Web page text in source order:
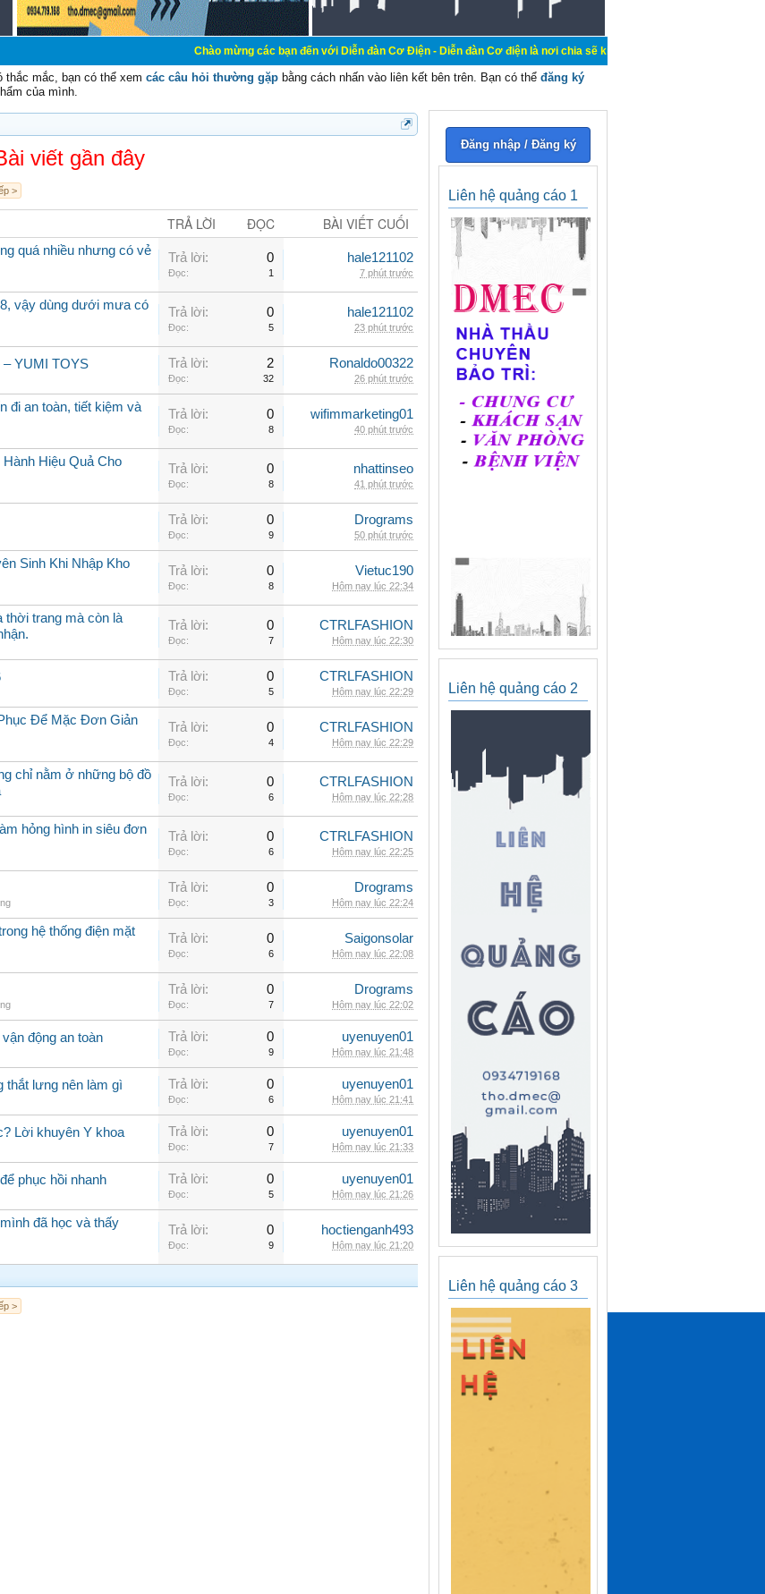
Chào mừng các bạn đến với Diễn đàn Cơ Điện - Diễn đàn Cơ điện là nơi chia sẽ kiến thức kinh nghiệm trong lãnh vực cơ
thắc mắc, bạn có thể xem các câu hỏi thường gặp bằng cách nhấn vào liên kết bên trên. Bạn có thể đăng ký
của mình.
viết gần đây
>
TRẢ LỜI ĐỌC BÀI VIẾT CUỐI
quá nhiều nhưng có vẻ
Trả lời: 0
Đọc: 1
hale121102
7 phút trước
vậy dùng dưới mưa có
Trả lời: 0
Đọc: 5
hale121102
23 phút trước
– YUMI TOYS Trả lời: 2
Đọc: 32
Ronaldo00322
26 phút trước
đi an toàn, tiết kiệm và
Trả lời: 0
Đọc: 8
wifimmarketing01
40 phút trước
Hiệu Quả Cho
Trả lời: 0
Đọc: 8
nhattinseo
41 phút trước
Trả lời: 0
Đọc: 9
Drograms
50 phút trước
Sinh Khi Nhập Kho
Trả lời: 0
Đọc: 8
Vietuc190
Hôm nay lúc 22:34
thời trang mà còn là
Trả lời: 0
Đọc: 7
CTRLFASHION
Hôm nay lúc 22:30
Trả lời: 0
Đọc: 5
CTRLFASHION
Hôm nay lúc 22:29
Để Mặc Đơn Giản
Trả lời: 0
Đọc: 4
CTRLFASHION
Hôm nay lúc 22:29
chỉ nằm ở những bộ đồ
Trả lời: 0
Đọc: 6
CTRLFASHION
Hôm nay lúc 22:28
hỏng hình in siêu đơn
Trả lời: 0
Đọc: 6
CTRLFASHION
Hôm nay lúc 22:25
Trả lời: 0
Đọc: 3
Drograms
Hôm nay lúc 22:24
hệ thống điện mặt
Trả lời: 0
Đọc: 6
Saigonsolar
Hôm nay lúc 22:08
Trả lời: 0
Đọc: 7
Drograms
Hôm nay lúc 22:02
động an toàn Trả lời: 0
Đọc: 9
uyenuyen01
Hôm nay lúc 21:48
thắt lưng nên làm gì Trả lời: 0
Đọc: 6
uyenuyen01
Hôm nay lúc 21:41
Lời khuyên Y khoa Trả lời: 0
Đọc: 7
uyenuyen01
Hôm nay lúc 21:33
phục hồi nhanh Trả lời: 0
Đọc: 5
uyenuyen01
Hôm nay lúc 21:26
đã học và thấy
Trả lời: 0
Đọc: 9
hoctienganh493
Hôm nay lúc 21:20
>
Đăng nhập / Đăng ký
Liên hệ quảng cáo 1
Liên hệ quảng cáo 2
Liên hệ quảng cáo 3